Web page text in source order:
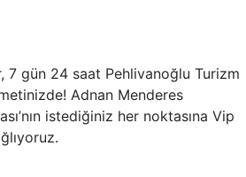
7 gün 24 saat Pehlivanoğlu Turizm
Adnan Menderes
istediğiniz her noktasına Vip